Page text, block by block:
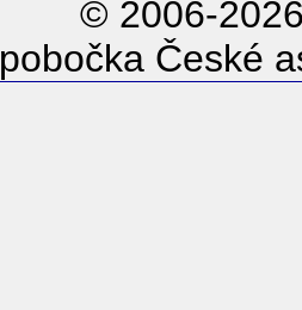
© 2006-
pobočka České